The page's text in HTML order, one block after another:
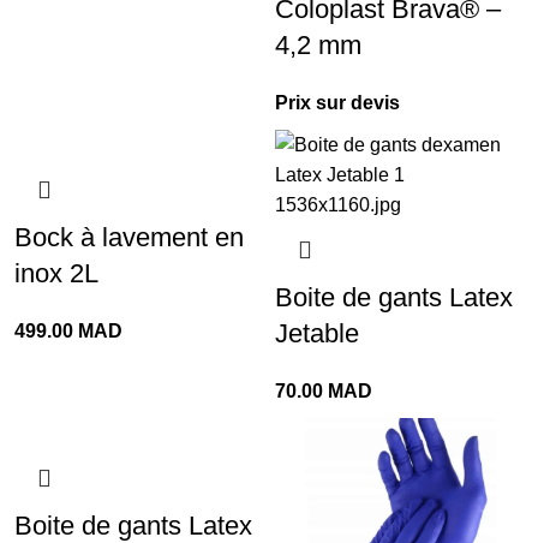
Coloplast Brava® –
4,2 mm
Prix sur devis
Bock à lavement en
inox 2L
499.00 MAD
Boite de gants Latex
Jetable
70.00 MAD
Boite de gants Latex